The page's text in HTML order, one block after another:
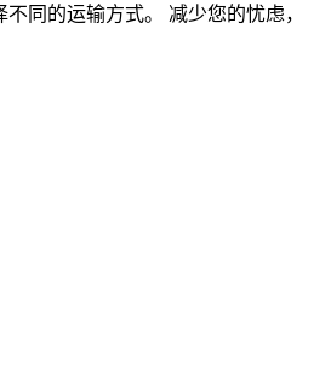
同的运输方式。 减少您的忧虑，